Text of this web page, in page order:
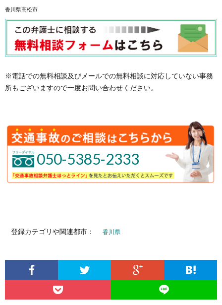
香川県高松市
※電話での無料相談及びメールでの無料相談に対応していない事務
所もございますので一度お問い合わせください。
050-5385-2333
登録カテゴリや関連都市： 香川県